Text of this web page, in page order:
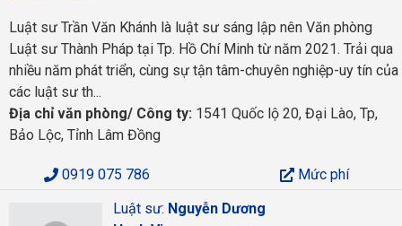
Luật sư Trần Văn Khánh là luật sư sáng lập nên Văn phòng
Luật sư Thành Pháp tại Tp. Hồ Chí Minh từ năm 2021. Trải qua
nhiều năm phát triển, cùng sự tận tâm-chuyên nghiệp-uy tín của
các luật sư th...
Địa chỉ văn phòng/ Công ty: 1541 Quốc lộ 20, Đại Lào, Tp,
Bảo Lộc, Tỉnh Lâm Đồng
0919 075 786
Mức phí
Luật sư: Nguyễn Dương